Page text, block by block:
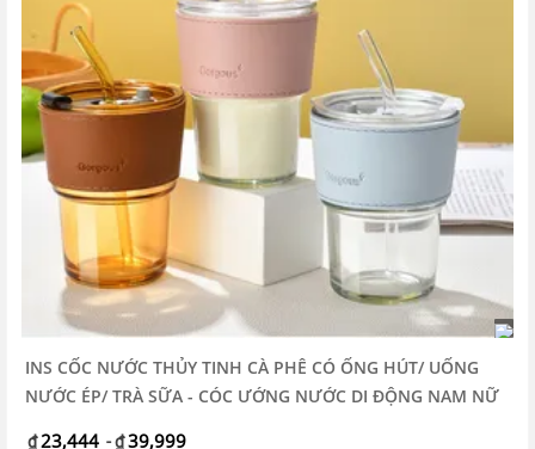
INS CỐC NƯỚC THỦY TINH CÀ PHÊ CÓ ỐNG HÚT/ UỐNG
NƯỚC ÉP/ TRÀ SỮA - CÓC ƯỚNG NƯỚC DI ĐỘNG NAM NỮ
₫23,444 -₫39,999